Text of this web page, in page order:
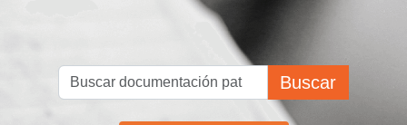
Buscar